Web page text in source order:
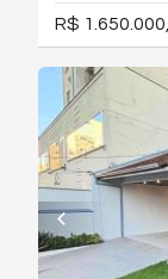
R$ 1.650.000,